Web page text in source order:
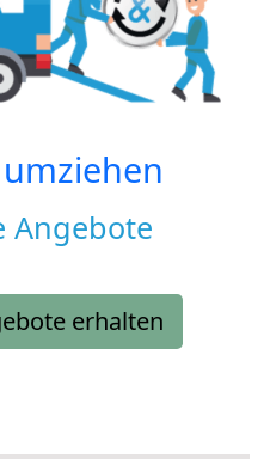
Angebote
erhalten